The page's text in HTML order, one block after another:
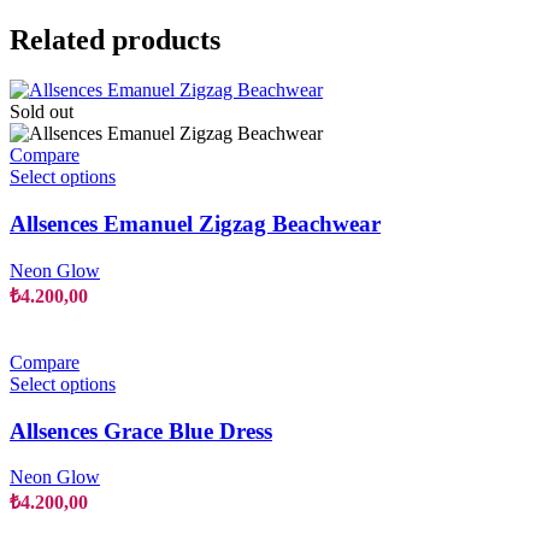
Related products
Sold out
Compare
Select optionsThis
has
multiple
on
product
Allsences Emanuel Zigzag Beachwear
Neon Glow
₺4.200,00
Compare
Select optionsThis
has
multiple
Allsences Grace Blue Dress
Neon Glow
₺4.200,00